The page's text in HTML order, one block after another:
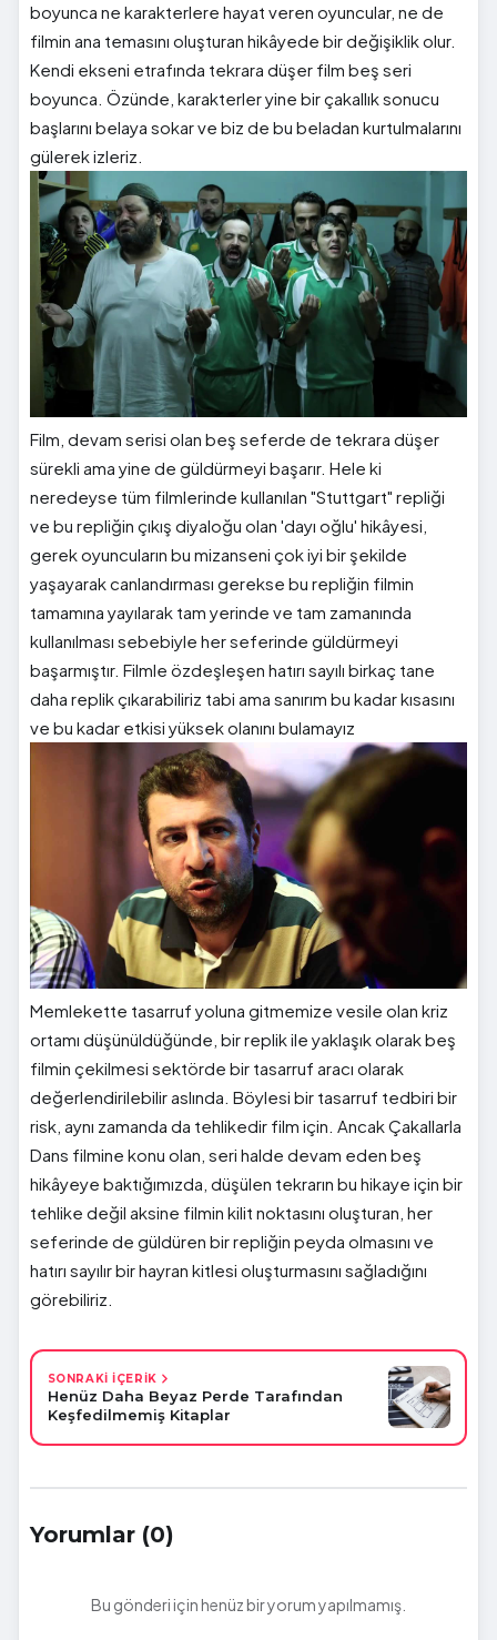
boyunca ne karakterlere hayat veren oyuncular, ne de
filmin ana temasını oluşturan hikâyede bir değişiklik olur.
Kendi ekseni etrafında tekrara düşer film beş seri
boyunca. Özünde, karakterler yine bir çakallık sonucu
başlarını belaya sokar ve biz de bu beladan kurtulmalarını
gülerek izleriz.
Film, devam serisi olan beş seferde de tekrara düşer
sürekli ama yine de güldürmeyi başarır. Hele ki
neredeyse tüm filmlerinde kullanılan "Stuttgart" repliği
ve bu repliğin çıkış diyaloğu olan 'dayı oğlu' hikâyesi,
gerek oyuncuların bu mizanseni çok iyi bir şekilde
yaşayarak canlandırması gerekse bu repliğin filmin
tamamına yayılarak tam yerinde ve tam zamanında
kullanılması sebebiyle her seferinde güldürmeyi
başarmıştır. Filmle özdeşleşen hatırı sayılı birkaç tane
daha replik çıkarabiliriz tabi ama sanırım bu kadar kısasını
ve bu kadar etkisi yüksek olanını bulamayız
Memlekette tasarruf yoluna gitmemize vesile olan kriz
ortamı düşünüldüğünde, bir replik ile yaklaşık olarak beş
filmin çekilmesi sektörde bir tasarruf aracı olarak
değerlendirilebilir aslında. Böylesi bir tasarruf tedbiri bir
risk, aynı zamanda da tehlikedir film için. Ancak Çakallarla
Dans filmine konu olan, seri halde devam eden beş
hikâyeye baktığımızda, düşülen tekrarın bu hikaye için bir
tehlike değil aksine filmin kilit noktasını oluşturan, her
seferinde de güldüren bir repliğin peyda olmasını ve
hatırı sayılır bir hayran kitlesi oluşturmasını sağladığını
görebiliriz.
SONRAKİ İÇERİK
Henüz Daha Beyaz Perde Tarafından
Keşfedilmemiş Kitaplar
Yorumlar (0)
Bu gönderi için henüz bir yorum yapılmamış.